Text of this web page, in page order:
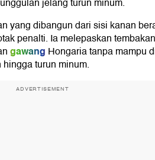
jelang turun minum.
yang dibangun dari sisi kanan
penalti. Ia melepaskan tembakan
gawang Hongaria tanpa mampu
turun minum.
ADVERTISEMENT